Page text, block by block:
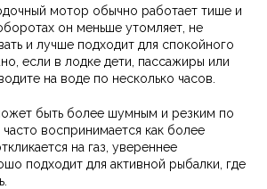
мотор обычно работает тише и
он меньше утомляет, не
и лучше подходит для спокойного
если в лодке дети, пассажиры или
на воде по несколько часов.
быть более шумным и резким по
часто воспринимается как более
на газ, увереннее
подходит для активной рыбалки, где